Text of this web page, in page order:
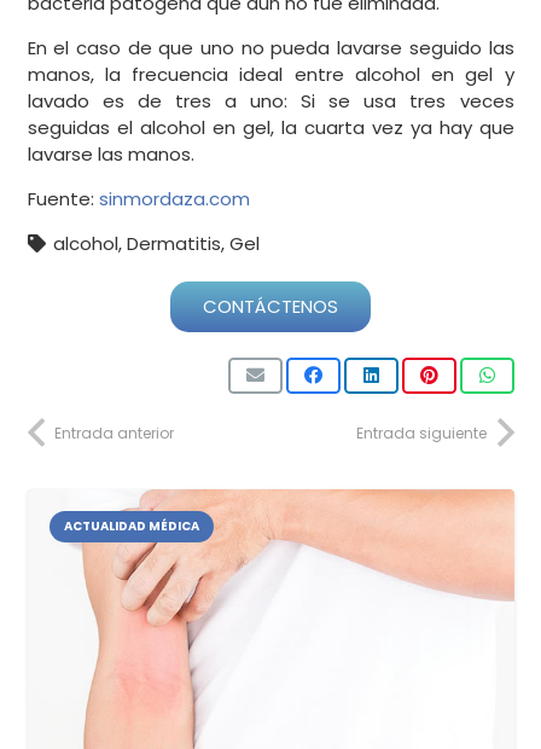
En el caso de que uno no pueda lavarse seguido las
manos, la frecuencia ideal entre alcohol en gel y
lavado es de tres a uno: Si se usa tres veces
seguidas el alcohol en gel, la cuarta vez ya hay que
lavarse las manos.
Fuente: sinmordaza.com
alcohol,Dermatitis,Gel
CONTÁCTENOS
Entrada anterior Entrada siguiente
ACTUALIDAD MÉDICA